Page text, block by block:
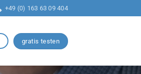
+49 (0) 163 63 09 404
gratis testen